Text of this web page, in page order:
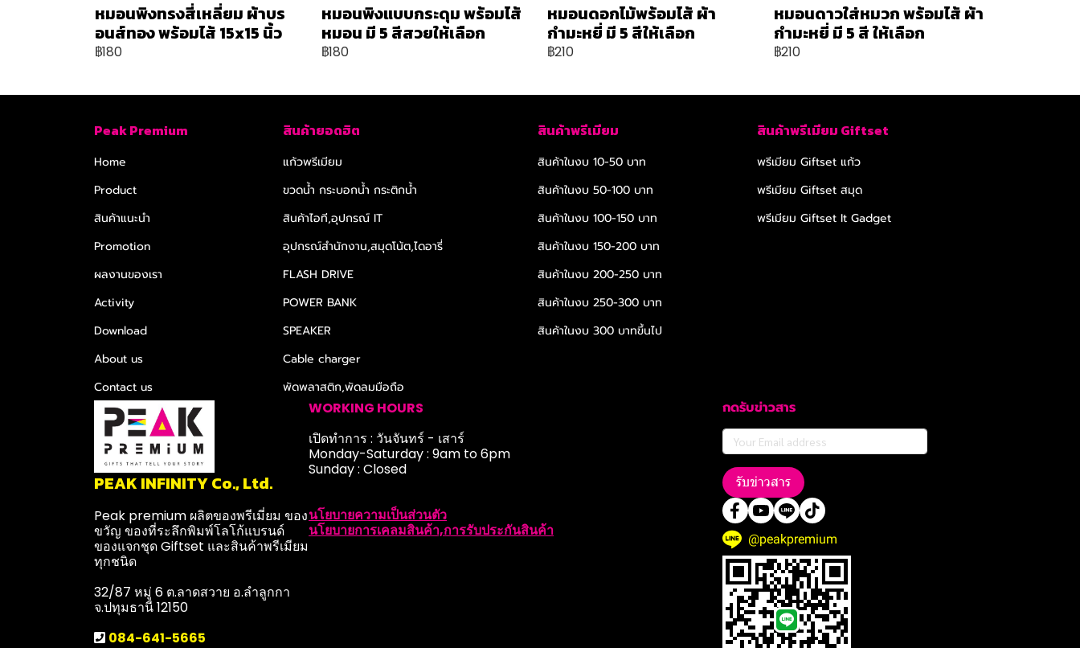
หมอนพิงทรงสี่เหลี่ยม ผ้าบร
อนส์ทอง พร้อมไส้ 15x15 นิ้ว
฿180
หมอนพิงแบบกระดุม พร้อมไส้
หมอน มี 5 สีสวยให้เลือก
฿180
หมอนดอกไม้พร้อมไส้ ผ้า
กำมะหยี่ มี 5 สีให้เลือก
฿210
หมอนดาวใส่หมวก พร้อมไส้ ผ้า
กำมะหยี่ มี 5 สี ให้เลือก
฿210
Peak Premium
Home
Product
สินค้าแนะนำ
Promotion
ผลงานของเรา
Activity
Download
About us
Contact us
สินค้ายอดฮิต
แก้วพรีเมียม
ขวดน้ำ กระบอกน้ำ กระติกน้ำ
สินค้าไอที,อุปกรณ์ IT
อุปกรณ์สำนักงาน,สมุดโน้ต,ไดอารี่
FLASH DRIVE
POWER BANK
SPEAKER
Cable charger
พัดพลาสติก,พัดลมมือถือ
สินค้าพรีเมียม
สินค้าในงบ 10-50 บาท
สินค้าในงบ 50-100 บาท
สินค้าในงบ 100-150 บาท
สินค้าในงบ 150-200 บาท
สินค้าในงบ 200-250 บาท
สินค้าในงบ 250-300 บาท
สินค้าในงบ 300 บาทขึ้นไป
สินค้าพรีเมียม Giftset
พรีเมียม Giftset แก้ว
พรีเมียม Giftset สมุด
พรีเมียม Giftset It Gadget
PEAK INFINITY Co., Ltd.
Peak premium ผลิตของพรีเมี่ยม ของ
ขวัญ ของที่ระลึกพิมพ์โลโก้แบรนด์
ของแจกชุด Giftset และสินค้าพรีเมียม
ทุกชนิด
32/87 หมู่ 6 ต.ลาดสวาย อ.ลำลูกกา
จ.ปทุมธานี 12150
084-641-5665
WORKING HOURS
เปิดทำการ : วันจันทร์ - เสาร์
Monday-Saturday : 9am to 6pm
Sunday : Closed
นโยบายความเป็นส่วนตัว
นโยบายการเคลมสินค้า,การรับประกันสินค้า
กดรับข่าวสาร
รับข่าวสาร
@peakpremium